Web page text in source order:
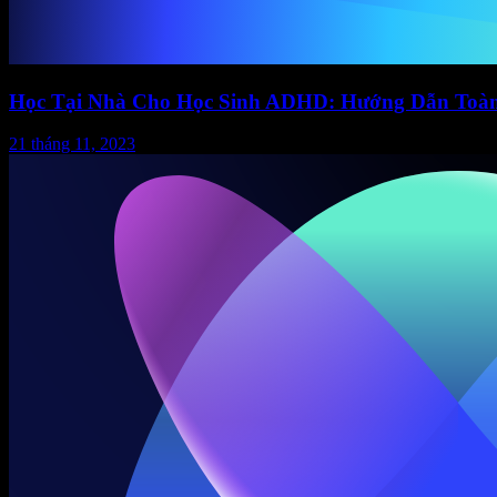
Học Tại Nhà Cho Học Sinh ADHD: Hướng Dẫn
21 tháng 11, 2023